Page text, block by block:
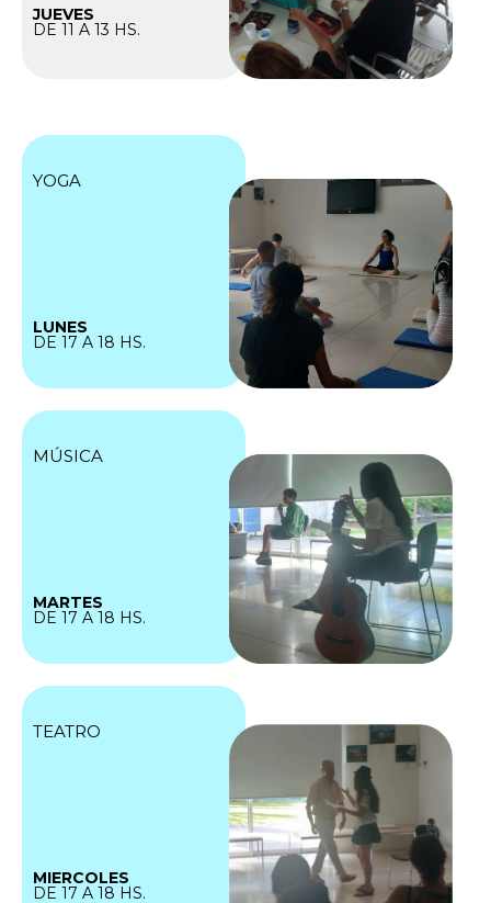
JUEVES
DE 11 A 13 HS.
YOGA
LUNES
DE 17 A 18 HS.
MÚSICA
MARTES
DE 17 A 18 HS.
TEATRO
MIERCOLES
DE 17 A 18 HS.